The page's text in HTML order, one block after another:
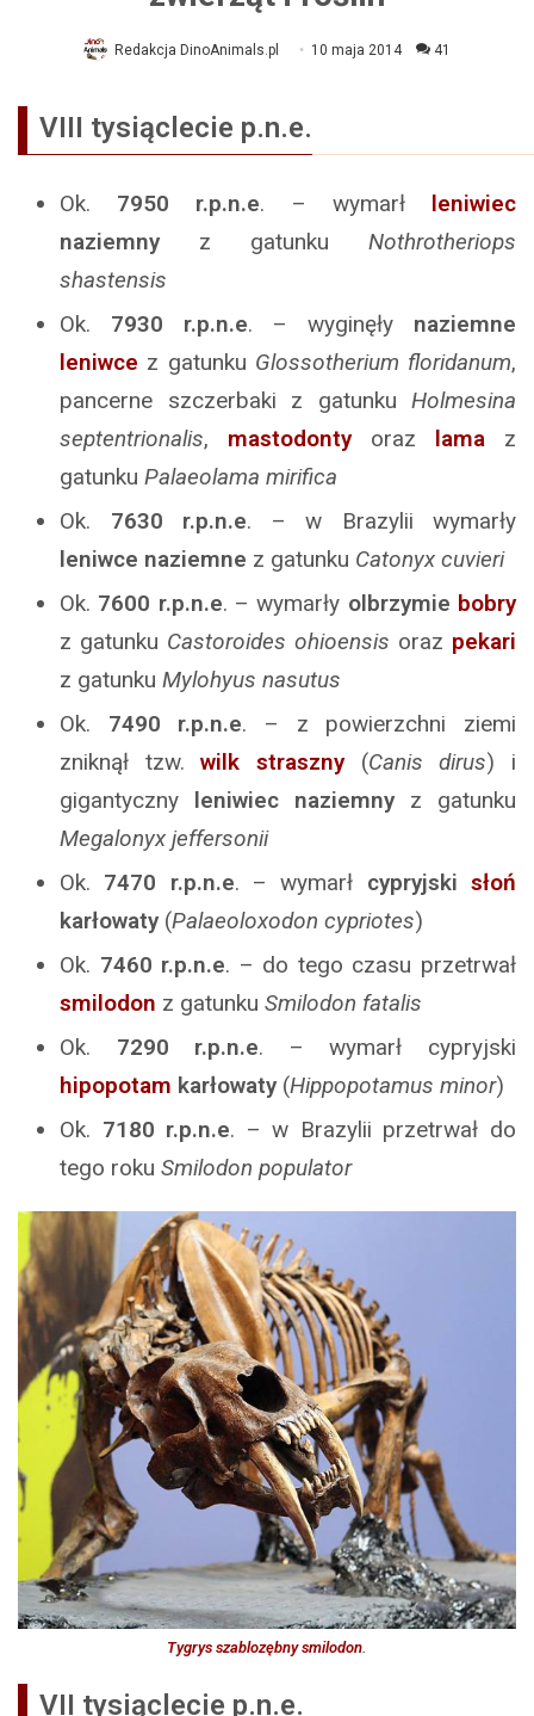
Redakcja DinoAnimals.pl 10 maja 2014 41
VIII tysiąclecie p.n.e.
Ok. 7950 r.p.n.e. – wymarł leniwiec
naziemny z gatunku Nothrotheriops
shastensis
Ok. 7930 r.p.n.e. – wyginęły naziemne
leniwce z gatunku Glossotherium floridanum,
pancerne szczerbaki z gatunku Holmesina
septentrionalis, mastodontyoraz lama z
gatunku Palaeolama mirifica
Ok. 7630 r.p.n.e. – w Brazylii wymarły
leniwce naziemne z gatunku Catonyx cuvieri
Ok. 7600 r.p.n.e. – wymarły olbrzymie bobry
z gatunku Castoroides ohioensis oraz pekari
z gatunku Mylohyus nasutus
Ok. 7490 r.p.n.e. – z powierzchni ziemi
zniknął tzw.wilk straszny(Canis dirus) i
gigantyczny leniwiec naziemny z gatunku
Megalonyx jeffersonii
Ok. 7470 r.p.n.e. – wymarł cypryjski słoń
karłowaty (Palaeoloxodon cypriotes)
Ok. 7460 r.p.n.e. – do tego czasu przetrwał
smilodon z gatunku Smilodon fatalis
Ok. 7290 r.p.n.e. – wymarł cypryjski
hipopotam karłowaty (Hippopotamus minor)
Ok. 7180 r.p.n.e. – w Brazylii przetrwał do
tego roku Smilodon populator
Tygrys szablozębny smilodon.
VII tysiąclecie p.n.e.